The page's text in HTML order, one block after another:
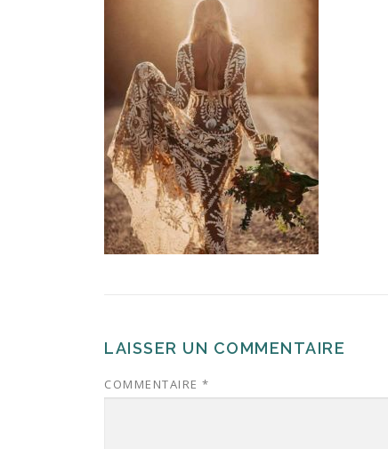
LAISSER UN COMMENTAIRE
COMMENTAIRE *